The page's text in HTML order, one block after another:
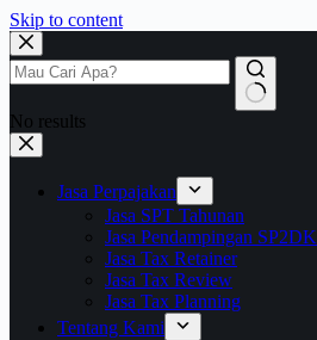
Skip to content
No results
Jasa Perpajakan
Jasa SPT Tahunan
Jasa Pendampingan SP2DK
Jasa Tax Retainer
Jasa Tax Review
Jasa Tax Planning
Tentang Kami